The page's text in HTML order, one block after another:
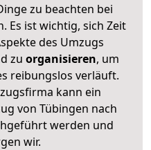
zu beachten bei
Es ist wichtig, sich Zeit
des Umzugs
zu organisieren, um
reibungslos verläuft.
kann ein
von Tübingen nach
werden und
wir.